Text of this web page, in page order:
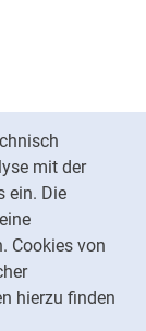
mit der
ein. Die
Cookies von
hierzu finden